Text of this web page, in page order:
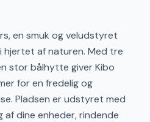
en smuk og veludstyret
hjertet af naturen. Med tre
stor bålhytte giver Kibo
for en fredelig og
Pladsen er udstyret med
dine enheder, rindende